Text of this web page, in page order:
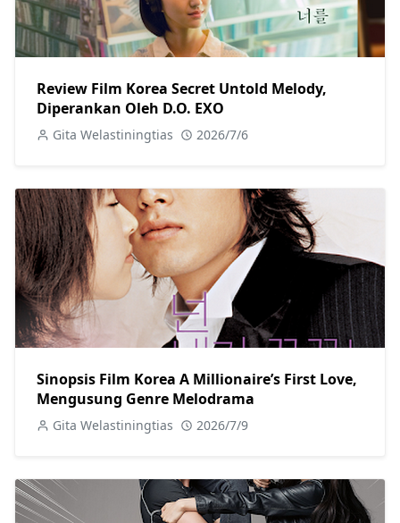
Review Film Korea Secret Untold Melody,
Diperankan Oleh D.O. EXO
Gita Welastiningtias 2026/7/6
Sinopsis Film Korea A Millionaire’s First Love,
Mengusung Genre Melodrama
Gita Welastiningtias 2026/7/9